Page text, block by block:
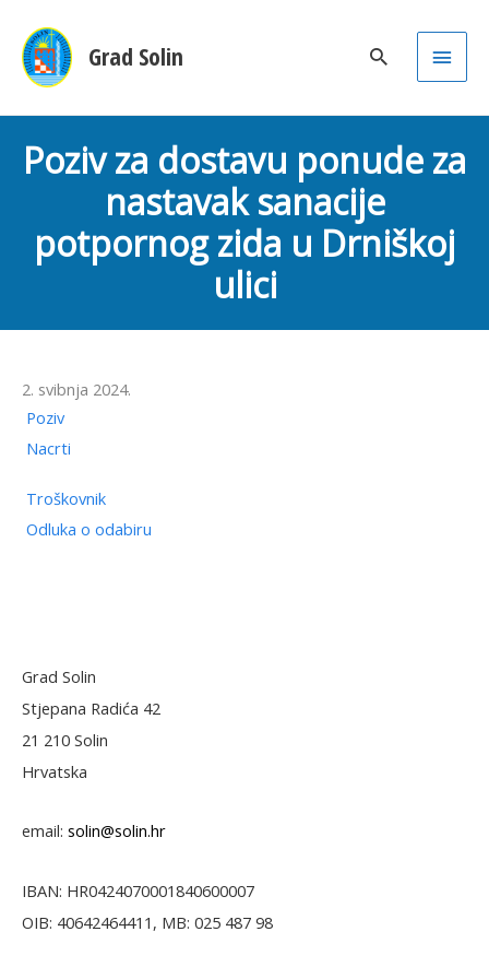
Grad Solin
Main
Poziv za dostavu ponude za
nastavak sanacije
potpornog zida u Drniškoj
ulici
2. svibnja 2024.
Poziv
Nacrti
Troškovnik
Odluka o odabiru
Grad Solin
Stjepana Radića 42
21 210 Solin
Hrvatska
email: solin@solin.hr
IBAN: HR0424070001840600007
OIB: 40642464411, MB: 025 487 98